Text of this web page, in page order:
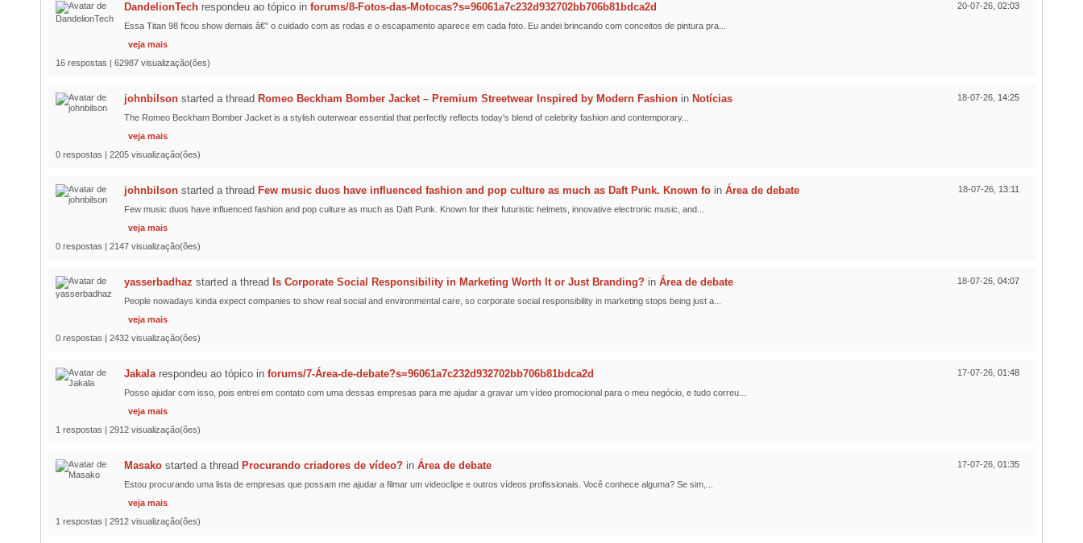
20-07-26, 02:03
DandelionTech respondeu ao tópico in forums/8-Fotos-das-Motocas?s=96061a7c232d932702bb706b81bdca2d
Essa Titan 98 ficou show demais â€” o cuidado com as rodas e o escapamento aparece em cada foto. Eu andei brincando com conceitos de pintura pra...
veja mais
16 respostas | 62987 visualização(ões)
18-07-26, 14:25
johnbilson started a thread Romeo Beckham Bomber Jacket – Premium Streetwear Inspired by Modern Fashion in Notícias
The Romeo Beckham Bomber Jacket is a stylish outerwear essential that perfectly reflects today's blend of celebrity fashion and contemporary...
veja mais
0 respostas | 2205 visualização(ões)
18-07-26, 13:11
johnbilson started a thread Few music duos have influenced fashion and pop culture as much as Daft Punk. Known fo in Área de debate
Few music duos have influenced fashion and pop culture as much as Daft Punk. Known for their futuristic helmets, innovative electronic music, and...
veja mais
0 respostas | 2147 visualização(ões)
18-07-26, 04:07
yasserbadhaz started a thread Is Corporate Social Responsibility in Marketing Worth It or Just Branding? in Área de debate
People nowadays kinda expect companies to show real social and environmental care, so corporate social responsibility in marketing stops being just a...
veja mais
0 respostas | 2432 visualização(ões)
17-07-26, 01:48
Jakalarespondeu ao tópico in forums/7-Área-de-debate?s=96061a7c232d932702bb706b81bdca2d
Posso ajudar com isso, pois entrei em contato com uma dessas empresas para me ajudar a gravar um vídeo promocional para o meu negócio, e tudo correu...
veja mais
1 respostas | 2912 visualização(ões)
17-07-26, 01:35
Masako started a thread Procurando criadores de vídeo? in Área de debate
Estou procurando uma lista de empresas que possam me ajudar a filmar um videoclipe e outros vídeos profissionais. Você conhece alguma? Se sim,...
veja mais
1 respostas | 2912 visualização(ões)